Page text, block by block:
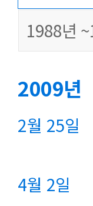
1988년
2009년
2월 25일
4월 2일